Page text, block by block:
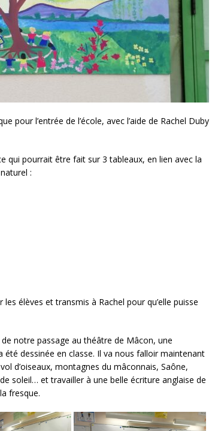
pour l’entrée de l’école, avec l’aide de Rachel Duby
qui pourrait être fait sur 3 tableaux, en lien avec la
:
élèves et transmis à Rachel pour qu’elle puisse
notre passage au théâtre de Mâcon, une
dessinée en classe. Il va nous falloir maintenant
d’oiseaux, montagnes du mâconnais, Saône,
soleil… et travailler à une belle écriture anglaise de
fresque.